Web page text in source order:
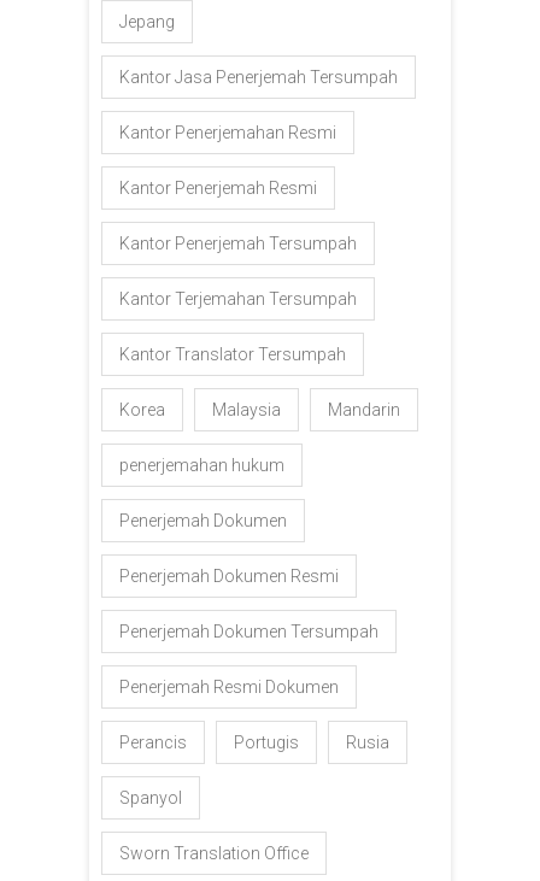
Jepang
Kantor Jasa Penerjemah Tersumpah
Kantor Penerjemahan Resmi
Kantor Penerjemah Resmi
Kantor Penerjemah Tersumpah
Kantor Terjemahan Tersumpah
Kantor Translator Tersumpah
Korea Malaysia Mandarin
penerjemahan hukum
Penerjemah Dokumen
Penerjemah Dokumen Resmi
Penerjemah Dokumen Tersumpah
Penerjemah Resmi Dokumen
Perancis Portugis Rusia
Spanyol
Sworn Translation Office